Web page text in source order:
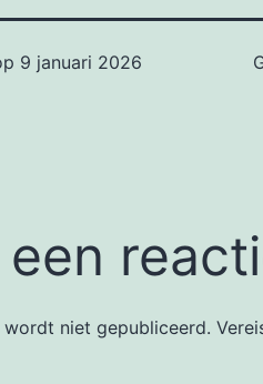
9 januari 2026
niet gepubliceerd.